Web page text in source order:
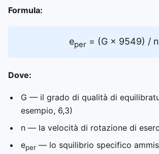
Formula:
eper= (G × 9549) / n
Dove:
G — il grado di qualità di
esempio, 6,3)
n — la velocità di rotazione di
eper— lo squilibrio specifico